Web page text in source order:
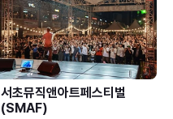
서초뮤직앤아트페스티벌
(SMAF)